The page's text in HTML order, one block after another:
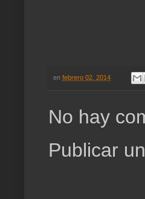
en febrero 02, 2014
No hay
Publicar